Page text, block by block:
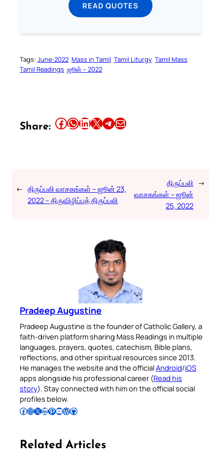
READ QUOTES
Tags: June-2022 Mass in Tamil Tamil Liturgy Tamil Mass
Tamil Readings ஜூன் – 2022
Share: Share this article on Facebook Share this article on WhatsApp Share this article on LinkedIn Share this article on X Share this article on TelegramEmail this Article
← திருப்பலி வாசகங்கள் – ஜூன் 23,
2022 – திருவிழிப்புத் திருப்பலி
திருப்பலி
வாசகங்கள் – ஜூன்
25, 2022
→
Pradeep Augustine
Pradeep Augustine is the founder of Catholic Gallery, a
faith-driven platform sharing Mass Readings in multiple
languages, prayers, quotes, catechism, Bible plans,
reflections, and other spiritual resources since 2013.
He manages the website and the officialAndroid/iOS
apps alongside his professional career (Read his
story). Stay connected with him on the official social
profiles below.
Follow Pradeep on Facebook Follow Pradeep on InstagramFollow Pradeep on X Follow Pradeep on LinkedIn Follow Pradeep on Pinterest Subscribe to Pradeep’s Youtube Channel Follow Pradeep on WordPress Follow Pradeep on GitHub
Related Articles